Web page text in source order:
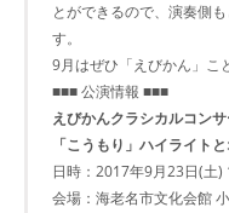
とができるので、演奏側
す。
9月はぜひ「えびかん」こ
■■■ 公演情報 ■■■
えびかんクラシカルコン
「こうもり」ハイライト
日時：2017年9月23日(土
会場：海老名市文化会館